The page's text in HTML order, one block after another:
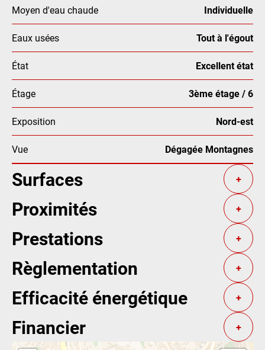
Moyen d'eau chaude Individuelle
Eaux usées Tout à l'égout
État Excellent état
Étage 3ème étage / 6
Exposition Nord-est
Vue Dégagée Montagnes
Surfaces +
Proximités +
Prestations +
Règlementation +
Efficacité énergétique +
Financier +